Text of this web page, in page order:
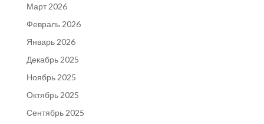
Март 2026
Февраль 2026
Январь 2026
Декабрь 2025
Ноябрь 2025
Октябрь 2025
Сентябрь 2025